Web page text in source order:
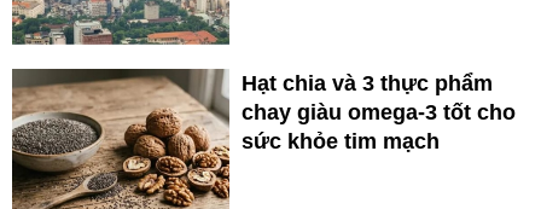
Hạt chia và 3 thực phẩm
chay giàu omega-3 tốt cho
sức khỏe tim mạch